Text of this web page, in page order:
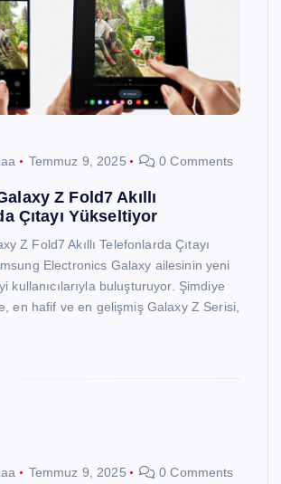
Temmuz 9, 2025 0 Comments
Z Fold7 Akıllı
Çıtayı Yükseltiyor
Z Fold7 Akıllı Telefonlarda Çıtayı
Electronics Galaxy ailesinin yeni
kullanıcılarıyla buluşturuyor. Şimdiye
en hafif ve en gelişmiş Galaxy Z Serisi,
Temmuz 9, 2025 0 Comments